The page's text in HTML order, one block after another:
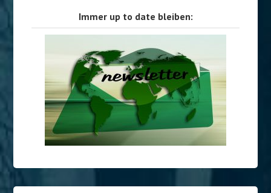
Immer up to date bleiben: